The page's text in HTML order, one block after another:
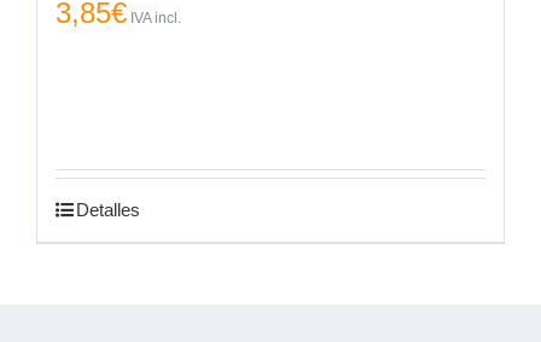
3,85€ IVA incl.
Detalles